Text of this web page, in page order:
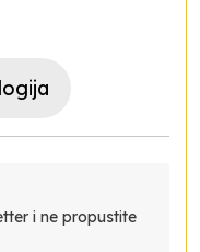
i ne propustite